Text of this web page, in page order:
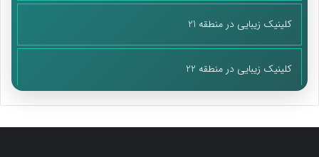
کلینیک زیبایی در منطقه 21
کلینیک زیبایی در منطقه 22